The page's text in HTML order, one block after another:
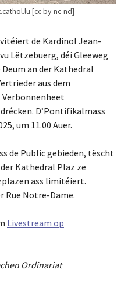
[cc by-nc-nd]
de Kardinol Jean-
Lëtzebuerg, déi Gleeweg
an der Kathedral
aus dem
D’Pontifikalmass
um 11.00 Auer.
de Public gebieden, tëscht
Kathedral Plaz ze
ass limitéiert.
Rue Notre-Dame.
Livestream op
Ordinariat